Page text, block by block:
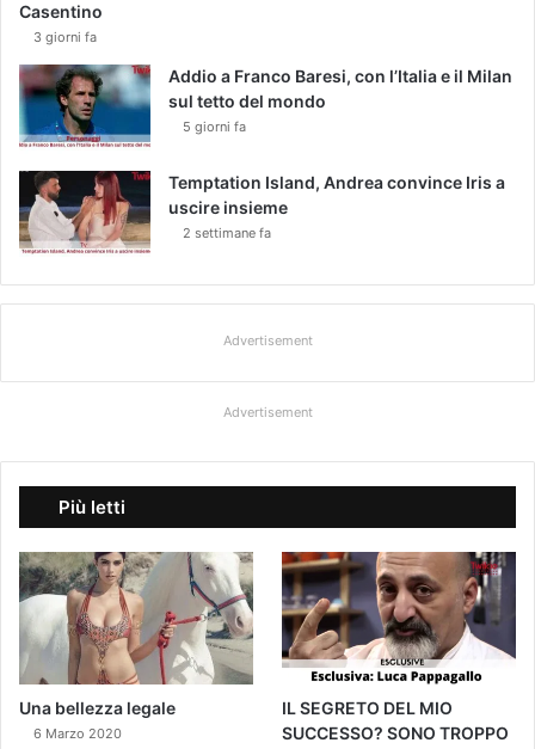
Casentino
3 giorni fa
Addio a Franco Baresi, con l’Italia e il Milan
sul tetto del mondo
5 giorni fa
Temptation Island, Andrea convince Iris a
uscire insieme
2 settimane fa
Advertisement
Advertisement
Più letti
Una bellezza legale
6 Marzo 2020
IL SEGRETO DEL MIO
SUCCESSO? SONO TROPPO